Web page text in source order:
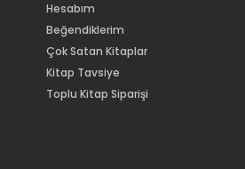
Hesabım
Beğendiklerim
Çok Satan Kitaplar
Kitap Tavsiye
Toplu Kitap Siparişi